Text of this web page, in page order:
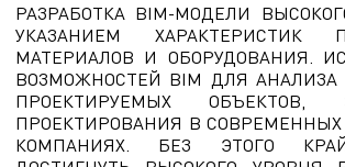
РАЗРАБОТКА BIM-МОДЕЛИ
УКАЗАНИЕМ ХАРАКТЕРИСТИК
МАТЕРИАЛОВ И ОБОРУДОВАНИЯ.
ВОЗМОЖНОСТЕЙ BIM ДЛЯ
ПРОЕКТИРУЕМЫХ
ПРОЕКТИРОВАНИЯ В
КОМПАНИЯХ. БЕЗ ЭТОГО